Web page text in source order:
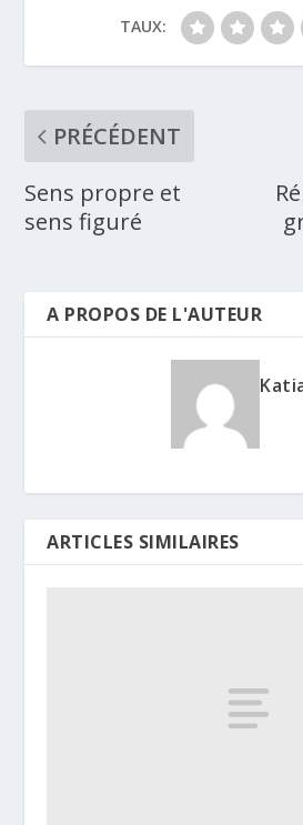
TAUX:
PRÉCÉDENT
Sens propre et
sens figuré
A PROPOS DE L'AUTEUR
ARTICLES SIMILAIRES